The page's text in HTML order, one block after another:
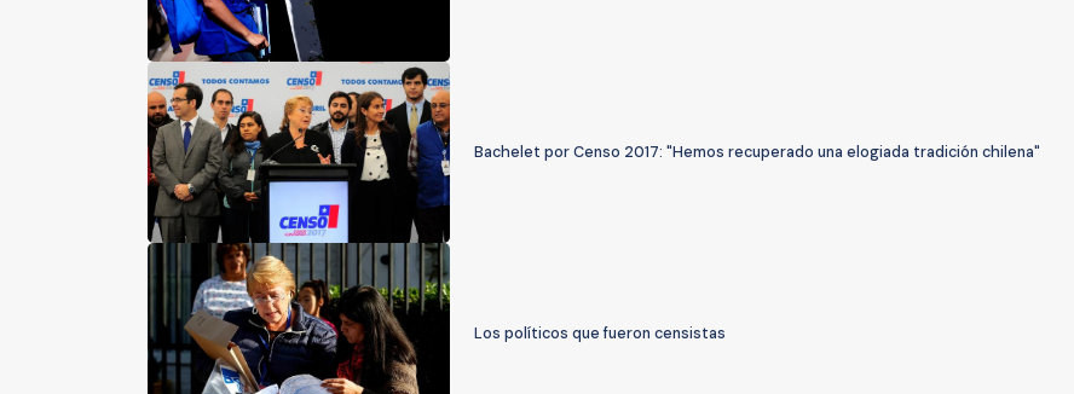
Bachelet por Censo 2017: "Hemos recuperado una elogiada tradición chilena"
Los políticos que fueron censistas